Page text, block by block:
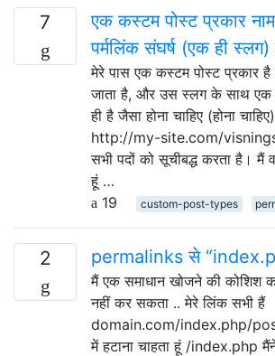
7
एक कस्टम पोस्ट प्रकार
पर्मलिंक संघर्ष (एक ही
मेरे पास एक कस्टम पोस्ट प्रकार
जाता है, और उस स्लग के साथ एक
ही है जैसा होना चाहिए (होना
http://my-site.com/
सभी पदों को सूचीबद्ध करता है। मैं
हूं …
19
custom-post-types
2 permalinks से
मैं एक समाधान खोजने की कोशिश
नहीं कर सकता .. मेरे लिंक सभी हैं
domain.com/index.php/
में हटाना चाहता हूं /index.php